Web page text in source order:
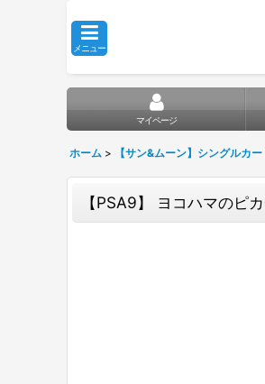
メニュー
マイページ
ホーム > 【サン&ムーン】シングルカー
【PSA9】 ヨコハマのピ